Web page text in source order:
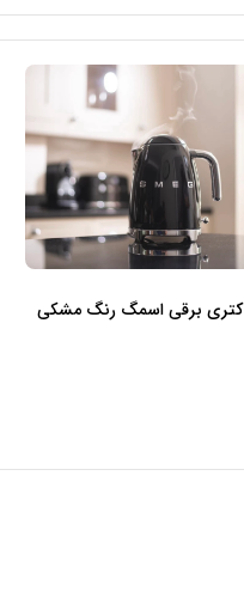
کتری برقی اسمگ رنگ مشکی